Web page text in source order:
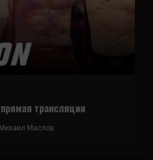
трансляция
Михаил Маслов